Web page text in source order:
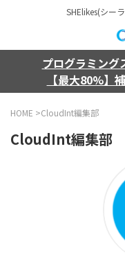
SHElikes(シー
プログラミング
【最大80%】
HOME >CloudInt編集部
CloudInt編集部